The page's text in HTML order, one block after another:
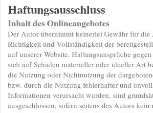
Haftungsausschluss
Inhalt des Onlineangebotes
Der Autor übernimmt keinerlei Gewähr für die
Richtigkeit und Vollständigkeit der
auf unserer Website. Haftungsansprüche
sich auf Schäden materieller oder ideeller Art
die Nutzung oder Nichtnutzung der
bzw. durch die Nutzung fehlerhafter und
Informationen verursacht wurden, sind
ausgeschlossen, sofern seitens des Autors kein